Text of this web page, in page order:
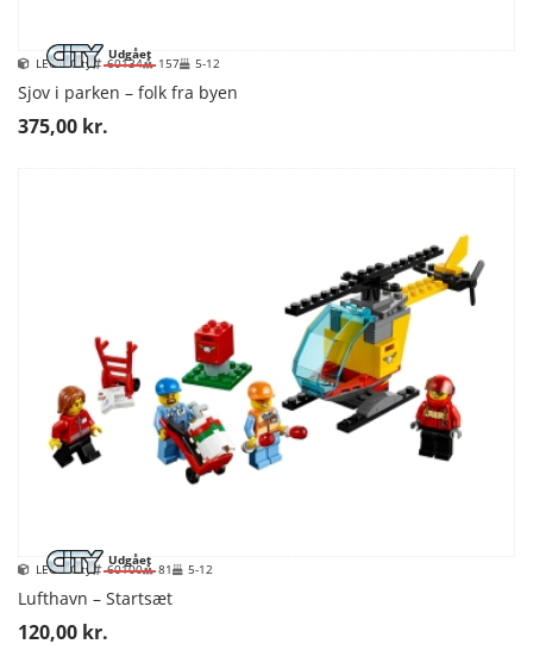
Udgået
LEGO City 60134 157 5-12
Sjov i parken – folk fra byen
375,00 kr.
Udgået
LEGO City 60100 81 5-12
Lufthavn – Startsæt
120,00 kr.